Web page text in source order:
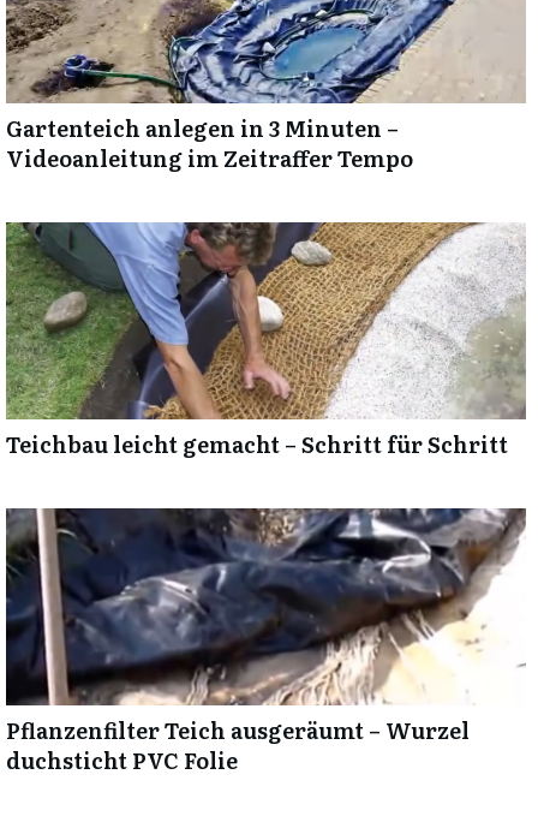
Gartenteich anlegen in 3 Minuten –
Videoanleitung im Zeitraffer Tempo
Teichbau leicht gemacht – Schritt für Schritt
Pflanzenfilter Teich ausgeräumt – Wurzel
duchsticht PVC Folie